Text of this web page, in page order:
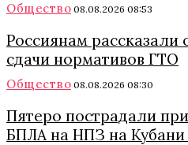
Общество 08.08.2026 08:53
Россиянам рассказали
сдачи нормативов ГТО
Общество 08.08.2026 08:30
Пятеро пострадали
БПЛА на НПЗ на Кубани